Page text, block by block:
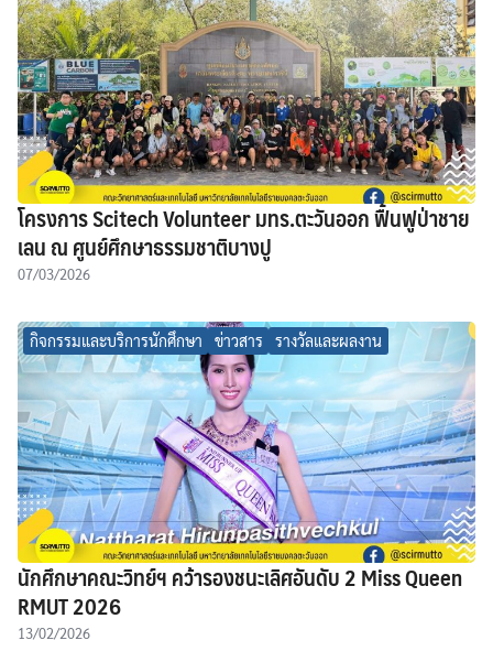
โครงการ Scitech Volunteer มทร.ตะวันออก ฟื้นฟูป่าชาย
เลน ณ ศูนย์ศึกษาธรรมชาติบางปู
07/03/2026
กิจกรรมและบริการนักศึกษา ข่าวสาร รางวัลและผลงาน
นักศึกษาคณะวิทย์ฯ คว้ารองชนะเลิศอันดับ 2 Miss Queen
RMUT 2026
13/02/2026